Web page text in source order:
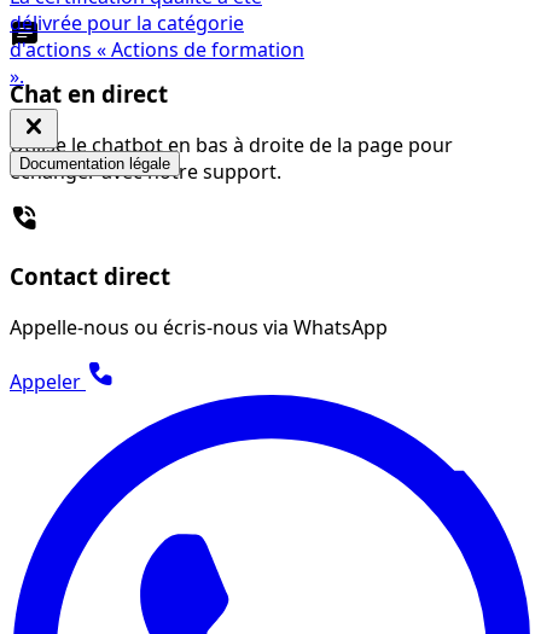
délivrée pour la catégorie
d'actions « Actions de formation
».
close
Documentation légale
chat
Chat en direct
Utilise le chatbot en bas à droite de la page pour
échanger avec notre support.
phone_in_talk
Contact direct
Appelle-nous ou écris-nous via WhatsApp
Appeler phone